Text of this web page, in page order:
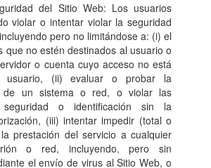
del Sitio Web: Los usuarios
violar o intentar violar la seguridad
pero no limitándose a: (i) el
que no estén destinados al usuario o
o cuenta cuyo acceso no está
usuario, (ii) evaluar o probar la
de un sistema o red, o violar las
o identificación sin la
(iii) intentar impedir (total o
prestación del servicio a cualquier
o red, incluyendo, pero sin
el envío de virus al Sitio Web, o